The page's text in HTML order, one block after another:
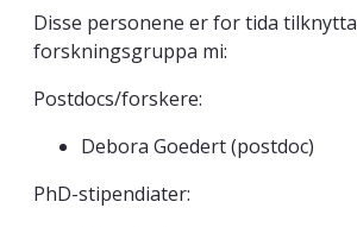
Disse personene er for tida tilknytta
forskningsgruppa mi:
Postdocs/forskere:
Debora Goedert (postdoc)
PhD-stipendiater: